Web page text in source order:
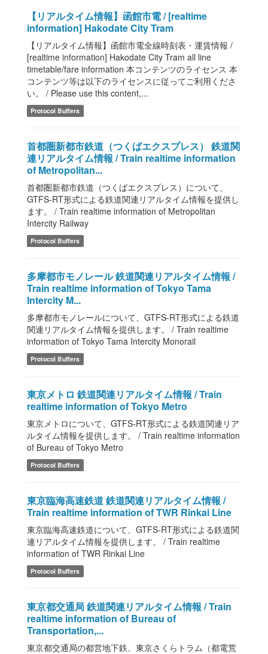
【リアルタイム情報】函館市電 / [realtime
information] Hakodate City Tram
【リアルタイム情報】函館市電全線時刻表・運賃情報 /
[realtime information] Hakodate City Tram all line
timetable/fare information 本コンテンツのライセンス 本
コンテンツ等は以下のライセンスに従ってご利用くださ
い。 / Please use this content,...
Protocol Buffers
首都圏新都市鉄道（つくばエクスプレス） 鉄道関
連リアルタイム情報 / Train realtime information
of Metropolitan...
首都圏新都市鉄道（つくばエクスプレス）について、
GTFS-RT形式による鉄道関連リアルタイム情報を提供し
ます。 / Train realtime information of Metropolitan
Intercity Railway
Protocol Buffers
多摩都市モノレール 鉄道関連リアルタイム情報 /
Train realtime information of Tokyo Tama
Intercity M...
多摩都市モノレールについて、GTFS-RT形式による鉄道
関連リアルタイム情報を提供します。 / Train realtime
information of Tokyo Tama Intercity Monorail
Protocol Buffers
東京メトロ 鉄道関連リアルタイム情報 / Train
realtime information of Tokyo Metro
東京メトロについて、GTFS-RT形式による鉄道関連リア
ルタイム情報を提供します。 / Train realtime information
of Bureau of Tokyo Metro
Protocol Buffers
東京臨海高速鉄道 鉄道関連リアルタイム情報 /
Train realtime information of TWR Rinkai Line
東京臨海高速鉄道について、GTFS-RT形式による鉄道関
連リアルタイム情報を提供します。 / Train realtime
information of TWR Rinkai Line
Protocol Buffers
東京都交通局 鉄道関連リアルタイム情報 / Train
realtime information of Bureau of
Transportation,...
東京都交通局の都営地下鉄、東京さくらトラム（都電荒